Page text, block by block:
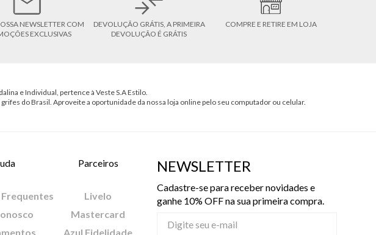
NEWSLETTER COM
EXCLUSIVAS
DEVOLUÇÃO GRÁTIS, A PRIMEIRA
DEVOLUÇÃO É GRÁTIS
COMPRE E RETIRE EM LOJA
e Individual, pertence à Veste S.A Estilo.
do Brasil. Aproveite a oportunidade da nossa loja online pelo seu computador ou celular.
Parceiros
Livelo
Mastercard
Azul Fidelidade
NEWSLETTER
Cadastre-se para receber novidades e
ganhe 10% OFF na sua primeira compra.